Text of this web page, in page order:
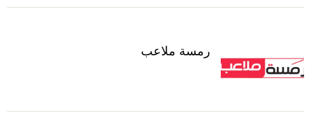
رمسة ملاعب